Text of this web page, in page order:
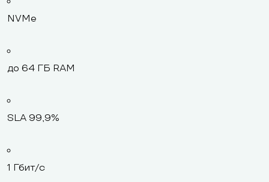
NVMe
до 64 ГБ RAM
SLA 99,9%
1 Гбит/с